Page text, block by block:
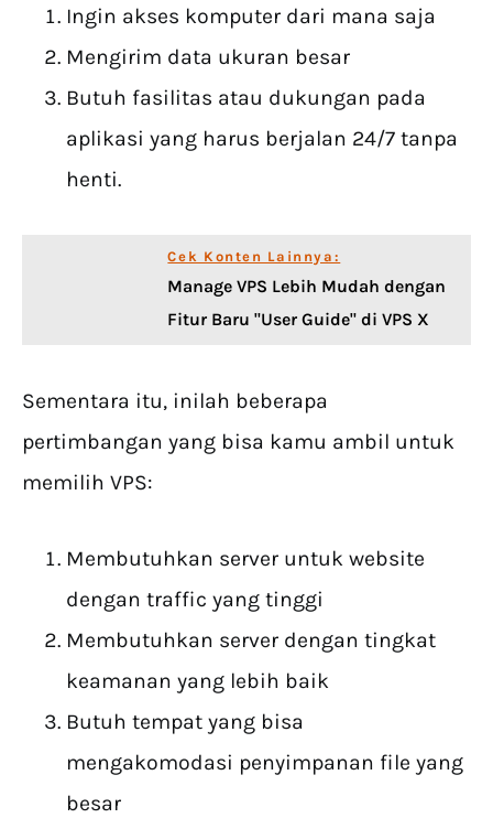
Ingin akses komputer dari mana saja
Mengirim data ukuran besar
Butuh fasilitas atau dukungan pada
aplikasi yang harus berjalan 24/7 tanpa
henti.
Cek Konten Lainnya:
Manage VPS Lebih Mudah dengan
Fitur Baru "User Guide" di VPS X
Sementara itu, inilah beberapa
pertimbangan yang bisa kamu ambil untuk
memilih VPS:
Membutuhkan server untuk website
dengan traffic yang tinggi
Membutuhkan server dengan tingkat
keamanan yang lebih baik
Butuh tempat yang bisa
mengakomodasi penyimpanan file yang
besar